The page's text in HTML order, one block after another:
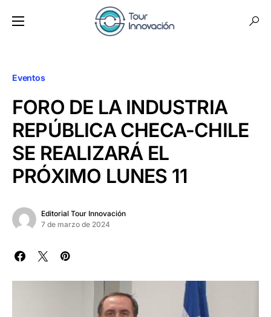
Eventos
FORO DE LA INDUSTRIA
REPÚBLICA CHECA-CHILE
SE REALIZARÁ EL
PRÓXIMO LUNES 11
Editorial Tour Innovación
7 de marzo de 2024